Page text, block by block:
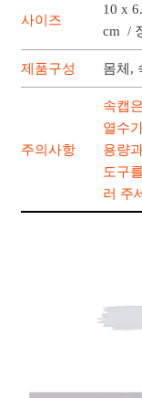
사이즈
10 x
cm /
제품구성 몸체,
주의사항
속캡
열수
용량
도구
러 주